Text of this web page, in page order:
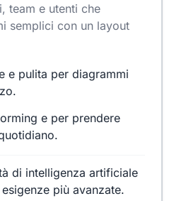
team e utenti che
semplici con un layout
e pulita per diagrammi
e per prendere
di intelligenza artificiale
più avanzate.